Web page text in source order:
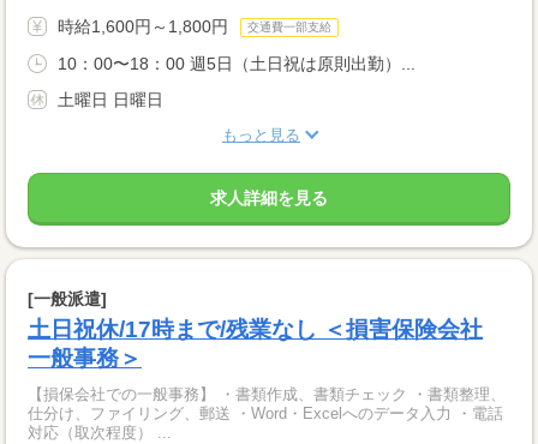
時給1,600円～1,800円 交通費一部支給
10：00〜18：00 週5日（土日祝は原則出勤）...
土曜日 日曜日
もっと見る
求人詳細を見る
[一般派遣]
土日祝休/17時まで/残業なし ＜損害保険会社
一般事務＞
【損保会社での一般事務】 ・書類作成、書類チェック ・書類整理、
仕分け、ファイリング、郵送 ・Word・Excelへのデータ入力 ・電話
対応（取次程度） ...